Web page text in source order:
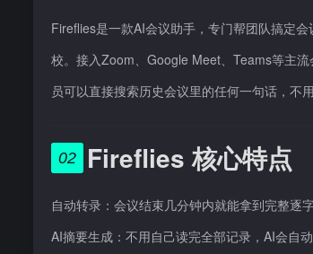
Fireflies是一款AI会议助手，专门帮团队搞定
校。接入Zoom、Google Meet、Teams等主
员可以直接搜索历史会议里的任何一句话，不
02 Fireflies 核心特点
自动转录：会议结束几分钟内就能拿到完整逐
AI摘要生成：不用自己读完全部记录，AI会自